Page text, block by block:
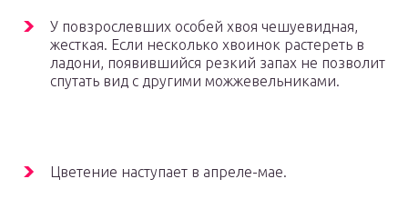
У повзрослевших особей хвоя чешуевидная,
жесткая. Если несколько хвоинок растереть в
ладони, появившийся резкий запах не позволит
спутать вид с другими можжевельниками.
Цветение наступает в апреле-мае.